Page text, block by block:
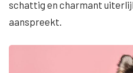
schattig en charmant
aanspreekt.